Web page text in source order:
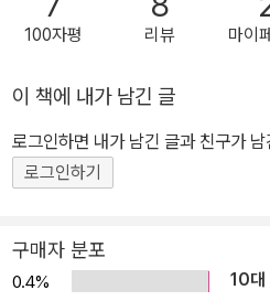
가스오븐레인지 등 ▶ 다양한 소품을 보
혼자서도 접을 수 있는 자세한 그림
~! 초인종이 울리거니 어느 날 릴루릴
구한테서 온 편지일까요? 어머나, 세
만들어 달라는 빨간 모자의 편지예요.
들의자를 잘 만들 수 있을까요? 릴루릴루의 이야기를 듣고 우리 집과
가위질 없이 뜯어서 바로 만들 수 있
고 붙이고 만들면서 좌뇌와 우뇌가
100자평 리뷰 마이
이 책에 내가 남긴 글
로그인하면 내가 남긴 글과 친구가
로그인하기
구매자 분포
0.4% 10대